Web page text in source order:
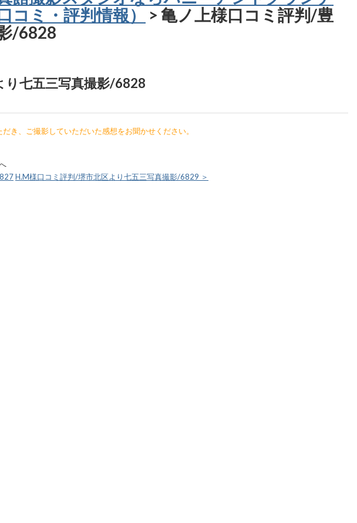
コミ・評判情報）
> 亀ノ上様口コミ評判/豊
/6828
七五三写真撮影/6828
き、ご撮影していただいた感想をお聞かせください。
H.M様口コミ評判/堺市北区より七五三写真撮影/6829 ＞